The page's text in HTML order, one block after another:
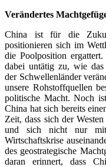
Verändertes
China ist für die
positionieren sich im
die Poolposition
dabei untätig zu, wie das
der Schwellenländer
unsere Rohstoffquellen
politische Macht. Noch
China hat sich bereits
Zeit, dass sich der
und sich nicht nur
Wirtschaftskrise
des geostrategische
daran erinnert, dass